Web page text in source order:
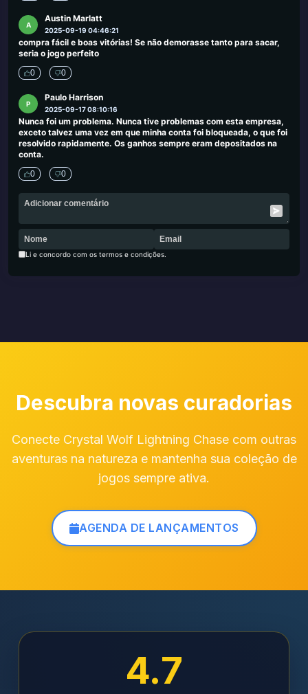
A
Austin Marlatt
2025-09-19 04:46:21
compra fácil e boas vitórias! Se não demorasse tanto para sacar,
seria o jogo perfeito
0 0
P
Paulo Harrison
2025-09-17 08:10:16
Nunca foi um problema. Nunca tive problemas com esta empresa,
exceto talvez uma vez em que minha conta foi bloqueada, o que foi
resolvido rapidamente. Os ganhos sempre eram depositados na
conta.
0 0
Li e concordo com os termos e condições.
Descubra novas curadorias
Conecte Crystal Wolf Lightning Chase com outras
aventuras na natureza e mantenha sua coleção de
jogos sempre ativa.
AGENDA DE LANÇAMENTOS
4.7